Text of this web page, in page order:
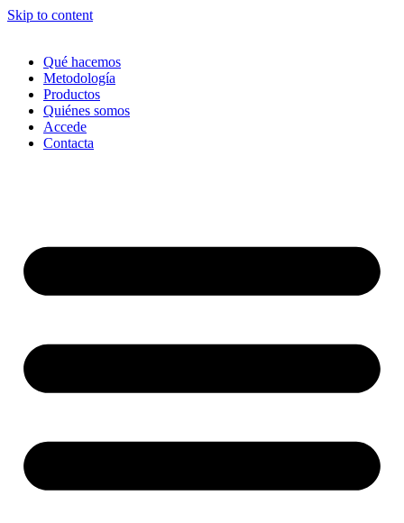
Skip to content
Qué hacemos
Metodología
Productos
Quiénes somos
Accede
Contacta